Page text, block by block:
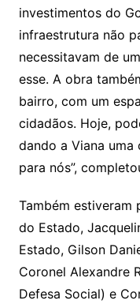
investimentos do
infraestrutura não
necessitavam de
esse. A obra
bairro, com um
cidadãos. Hoje,
dando a Viana uma
para nós”,
Também estiveram
do Estado,
Estado, Gilson
Coronel Alexandre
Defesa Social) e